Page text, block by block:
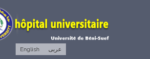
English عربى